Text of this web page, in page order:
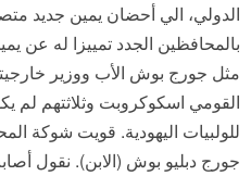
الدولي، الي أحضان يمين جديد
بالمحافظين الجدد تمييزا له
مثل جورج بوش الأب ووزير
القومي اسكوكروبت وثلاثتهم لم
للولبيات اليهودية. قويت شوكة
جورج دبليو بوش (الابن). نقول